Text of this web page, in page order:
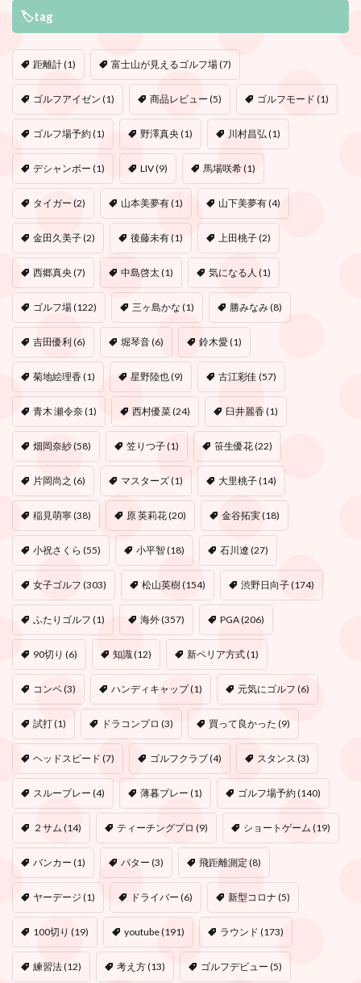
🏷tag
距離計(1) 富士山が見えるゴルフ場(7)
ゴルフアイゼン (1) 商品レビュー (5) ゴルフモード (1)
ゴルフ場予約(1) 野澤真央(1) 川村昌弘(1)
デシャンボー (1) LIV(9) 馬場咲希(1)
タイガー (2) 山本美夢有(1) 山下美夢有(4)
金田久美子(2) 後藤未有(1) 上田桃子(2)
西郷真央(7) 中島啓太(1) 気になる人 (1)
ゴルフ場(122) 三ヶ島かな (1) 勝みなみ(8)
吉田優利 (6) 堀琴音(6) 鈴木愛(1)
菊地絵理香(1) 星野陸也(9) 古江彩佳 (57)
青木 瀬令奈(1) 西村優菜(24) 臼井麗香(1)
畑岡奈紗(58) 笠りつ子(1) 笹生優花(22)
片岡尚之 (6) マスターズ(1) 大里桃子(14)
稲見萌寧(38) 原 英莉花(20) 金谷拓実(18)
小祝さくら (55) 小平智(18) 石川遼 (27)
女子ゴルフ (303) 松山英樹(154) 渋野日向子(174)
ふたりゴルフ (1) 海外(357) PGA(206)
90切り (6) 知識(12) 新ペリア方式(1)
コンペ(3) ハンディキャップ(1) 元気にゴルフ (6)
試打(1) ドラコンプロ (3) 買って良かった (9)
ヘッドスピード (7) ゴルフクラブ(4) スタンス (3)
スループレー (4) 薄暮プレー (1) ゴルフ場予約(140)
２サム (14) ティーチングプロ (9) ショートゲーム (19)
バンカー (1) パター (3) 飛距離測定 (8)
ヤーデージ (1) ドライバー (6) 新型コロナ (5)
100切り (19) youtube(191) ラウンド (173)
練習法(12) 考え方(13) ゴルフデビュー (5)